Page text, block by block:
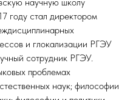
году стал директором
и глокализации РГЭУ
сотрудник РГЭУ.
проблемах
наук; философии